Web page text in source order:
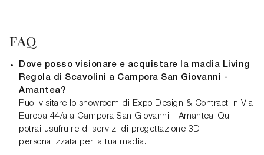
FAQ
Dove posso visionare e acquistare la madia Living
Regola di Scavolini a Campora San Giovanni -
Amantea?
Puoi visitare lo showroom di Expo Design & Contract in Via
Europa 44/a a Campora San Giovanni - Amantea. Qui
potrai usufruire di servizi di progettazione 3D
personalizzata per la tua madia.